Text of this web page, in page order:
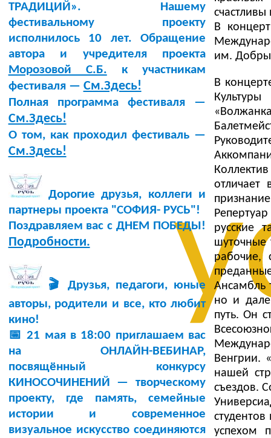
ТРАДИЦИЙ». Нашему
фестивальному проекту
исполнилось 10 лет. Обращение
автора и учредителя проекта
Морозовой С.Б. к участникам
фестиваля — См.Здесь!
Полная программа фестиваля —
См.Здесь!
О том, как проходил фестиваль —
См.Здесь!
Дорогие друзья, коллеги и
партнеры проекта "СОФИЯ- РУСЬ"!
Поздравляем вас с ДНЕМ ПОБЕДЫ!
Подробности.
🎬 Друзья, педагоги, юные
авторы, родители и все, кто любит
кино!
📅 21 мая в 18:00 приглашаем вас
на ОНЛАЙН-ВЕБИНАР,
посвящённый конкурсу
КИНОСОЧИНЕНИЙ — творческому
проекту, где память, семейные
истории и современное
визуальное искусство соединяются
В
им.
В
отличает
русские
шуточные
рабочие,
Ансамбль
но и
путь. Он
Венгрии.
нашей
съездов.
успехом